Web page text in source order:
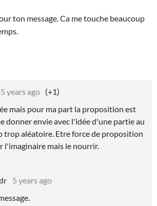
ton message. Ca me touche beaucoup
5 years ago (+1)
mais pour ma part la proposition est
donner envie avec l'idée d'une partie au
trop aléatoire. Etre force de proposition
l'imaginaire mais le nourrir.
5 years ago